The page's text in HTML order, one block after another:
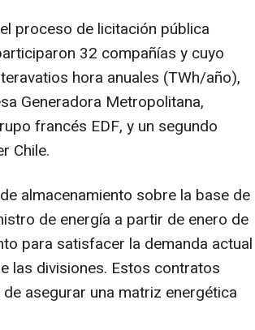
proceso de licitación pública
32 compañías y cuyo
hora anuales (TWh/año),
Generadora Metropolitana,
francés EDF, y un segundo
Chile.
almacenamiento sobre la base de
de energía a partir de enero de
para satisfacer la demanda actual
las divisiones. Estos contratos
asegurar una matriz energética